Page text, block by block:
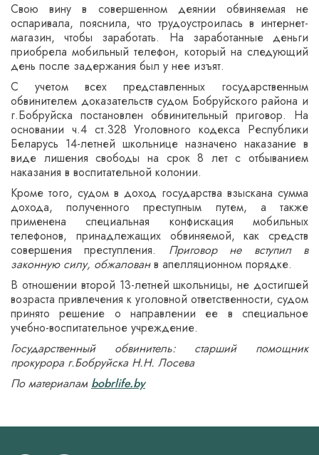
Свою вину в совершенном деянии обвиняемая не
оспаривала, пояснила, что трудоустроилась в интернет-
магазин, чтобы заработать. На заработанные деньги
приобрела мобильный телефон, который на следующий
день после задержания был у нее изъят.
С учетом всех представленных государственным
обвинителем доказательств судом Бобруйского района и
г.Бобруйска постановлен обвинительный приговор. На
основании ч.4 ст.328 Уголовного кодекса Республики
Беларусь 14-летней школьнице назначено наказание в
виде лишения свободы на срок 8 лет с отбыванием
наказания в воспитательной колонии.
Кроме того, судом в доход государства взыскана сумма
дохода, полученного преступным путем, а также
применена специальная конфискация мобильных
телефонов, принадлежащих обвиняемой, как средств
совершения преступления. Приговор не вступил в
законную силу, обжалованв апелляционном порядке.
В отношении второй 13-летней школьницы, не достигшей
возраста привлечения к уголовной ответственности, судом
принято решение о направлении ее в специальное
учебно-воспитательное учреждение.
Государственный обвинитель: старший помощник
прокурора г.Бобруйска Н.Н. Лосева
По материалам bobrlife.by